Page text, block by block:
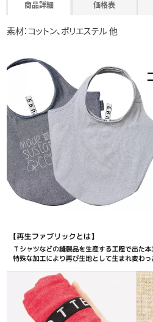
商品詳細 価格表
素材：コットン、ポリエステル 他